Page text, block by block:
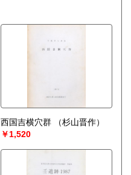
西国吉横穴群
（杉山晋作）
￥1,520